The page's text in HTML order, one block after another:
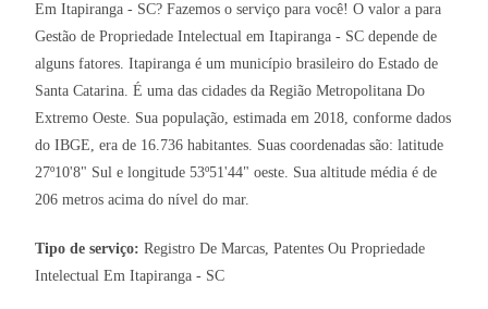
Em Itapiranga - SC? Fazemos o serviço para você! O valor a para
Gestão de Propriedade Intelectual em Itapiranga - SC depende de
alguns fatores. Itapiranga é um município brasileiro do Estado de
Santa Catarina. É uma das cidades da Região Metropolitana Do
Extremo Oeste. Sua população, estimada em 2018, conforme dados
do IBGE, era de 16.736 habitantes. Suas coordenadas são: latitude
27º10'8" Sul e longitude 53º51'44" oeste. Sua altitude média é de
206 metros acima do nível do mar.
Tipo de serviço:Registro De Marcas, Patentes Ou Propriedade
Intelectual Em Itapiranga - SC